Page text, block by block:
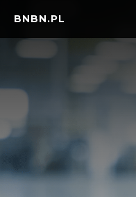
BNBN.PL